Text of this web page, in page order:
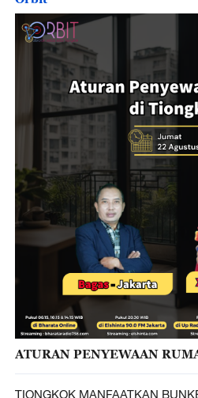
ATURAN PENYEWAAN
TIONGKOK MANFAATKAN